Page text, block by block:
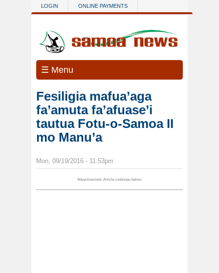
Skip to main content
LOGIN ONLINE PAYMENTS
☰ Menu
Fesiligia mafua’aga
fa’amuta fa’afuase’i
tautua Fotu-o-Samoa II
mo Manu’a
Mon, 09/19/2016 - 11:53pm